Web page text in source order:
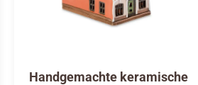
Handgemachte keramische